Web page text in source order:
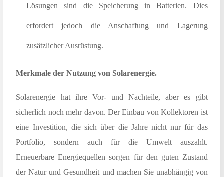
Lösungen sind die Speicherung in Batterien. Dies
erfordert jedoch die Anschaffung und Lagerung
zusätzlicher Ausrüstung.
Merkmale der Nutzung von Solarenergie.
Solarenergie hat ihre Vor- und Nachteile, aber es gibt
sicherlich noch mehr davon. Der Einbau von Kollektoren ist
eine Investition, die sich über die Jahre nicht nur für das
Portfolio, sondern auch für die Umwelt auszahlt.
Erneuerbare Energiequellen sorgen für den guten Zustand
der Natur und Gesundheit und machen Sie unabhängig von